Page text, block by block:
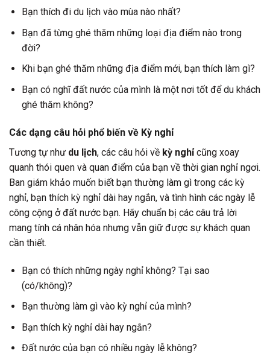
Bạn thích đi du lịch vào mùa nào nhất?
Bạn đã từng ghé thăm những loại địa điểm nào trong
đời?
Khi bạn ghé thăm những địa điểm mới, bạn thích làm gì?
Bạn có nghĩ đất nước của mình là một nơi tốt để du khách
ghé thăm không?
Các dạng câu hỏi phổ biến về Kỳ nghỉ
Tương tự như du lịch, các câu hỏi về kỳ nghỉcũng xoay
quanh thói quen và quan điểm của bạn về thời gian nghỉ ngơi.
Ban giám khảo muốn biết bạn thường làm gì trong các kỳ
nghỉ, bạn thích kỳ nghỉ dài hay ngắn, và tình hình các ngày lễ
công cộng ở đất nước bạn. Hãy chuẩn bị các câu trả lời
mang tính cá nhân hóa nhưng vẫn giữ được sự khách quan
cần thiết.
Bạn có thích những ngày nghỉ không? Tại sao
(có/không)?
Bạn thường làm gì vào kỳ nghỉ của mình?
Bạn thích kỳ nghỉ dài hay ngắn?
Đất nước của bạn có nhiều ngày lễ không?